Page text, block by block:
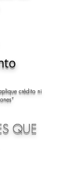
crédito ni
QUE